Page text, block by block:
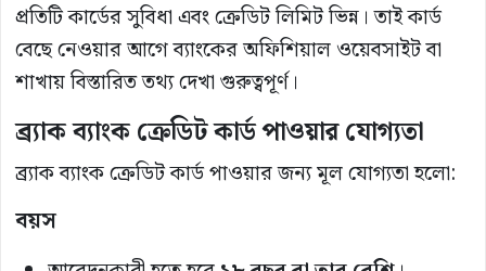
প্রতিটি কার্ডের সুবিধা এবং ক্রেডিট লিমিট ভিন্ন। তাই কার্ড
বেছে নেওয়ার আগে ব্যাংকের অফিশিয়াল ওয়েবসাইট বা
শাখায় বিস্তারিত তথ্য দেখা গুরুত্বপূর্ণ।
ব্র্যাক ব্যাংক ক্রেডিট কার্ড পাওয়ার যোগ্যতা
ব্র্যাক ব্যাংক ক্রেডিট কার্ড পাওয়ার জন্য মূল যোগ্যতা হলো:
বয়স